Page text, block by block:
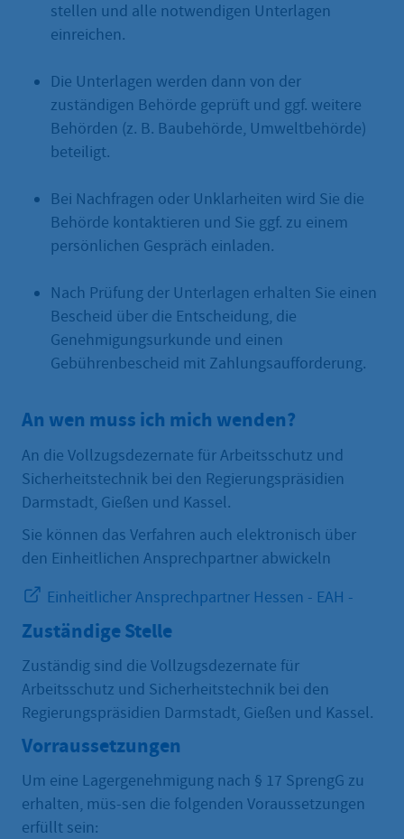
stellen und alle notwendigen Unterlagen
einreichen.
Die Unterlagen werden dann von der
zuständigen Behörde geprüft und ggf. weitere
Behörden (z. B. Baubehörde, Umweltbehörde)
beteiligt.
Bei Nachfragen oder Unklarheiten wird Sie die
Behörde kontaktieren und Sie ggf. zu einem
persönlichen Gespräch einladen.
Nach Prüfung der Unterlagen erhalten Sie einen
Bescheid über die Entscheidung, die
Genehmigungsurkunde und einen
Gebührenbescheid mit Zahlungsaufforderung.
An wen muss ich mich wenden?
An die Vollzugsdezernate für Arbeitsschutz und
Sicherheitstechnik bei den Regierungspräsidien
Darmstadt, Gießen und Kassel.
Sie können das Verfahren auch elektronisch über
den Einheitlichen Ansprechpartner abwickeln
Einheitlicher Ansprechpartner Hessen - EAH -
Zuständige Stelle
Zuständig sind die Vollzugsdezernate für
Arbeitsschutz und Sicherheitstechnik bei den
Regierungspräsidien Darmstadt, Gießen und Kassel.
Vorraussetzungen
Um eine Lagergenehmigung nach § 17 SprengG zu
erhalten, müs-sen die folgenden Voraussetzungen
erfüllt sein: